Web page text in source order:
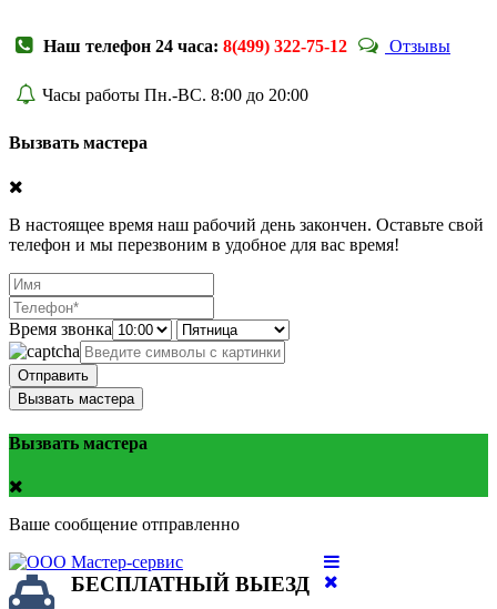
Наш телефон 24 часа: 8(499) 322-75-12 Отзывы
Часы работы Пн.-ВС. 8:00 до 20:00
Вызвать мастера
В настоящее время наш рабочий день закончен. Оставьте свой
телефон и мы перезвоним в удобное для вас время!
Время звонка
Отправить
Вызвать мастера
Вызвать мастера
Ваше сообщение отправленно
БЕСПЛАТНЫЙ ВЫЕЗД